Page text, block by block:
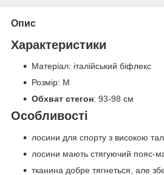
Опис
Характеристики
Матеріал: італійський біфлекс
Розмір: M
Обхват стегон: 93-98 см
Особливості
лосини для спорту з високою
лосини мають стягуючий пояс-
тканина добре тягнеться, але